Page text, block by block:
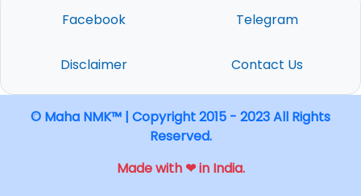
Facebook Telegram
Disclaimer Contact Us
© Maha NMK™ | Copyright 2015 - 2023 All Rights
Reserved.
Made with ❤ in India.